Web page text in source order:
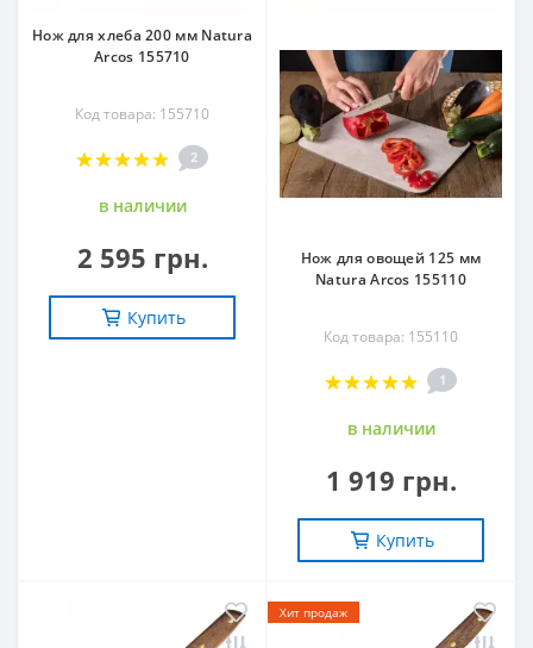
Нож для хлеба 200 мм Natura
Arcos 155710
Код товара: 155710
2
в наличии
2 595 грн.
Купить
Нож для овощей 125 мм
Natura Arcos 155110
Код товара: 155110
1
в наличии
1 919 грн.
Купить
Хит продаж